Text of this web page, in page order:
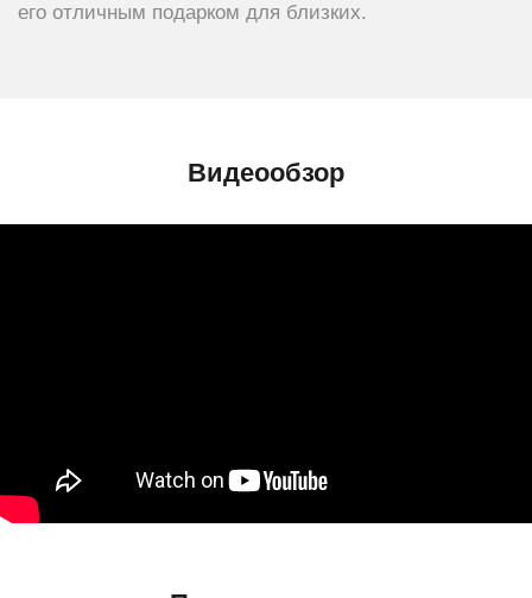
его отличным подарком для близких.
Видеообзор